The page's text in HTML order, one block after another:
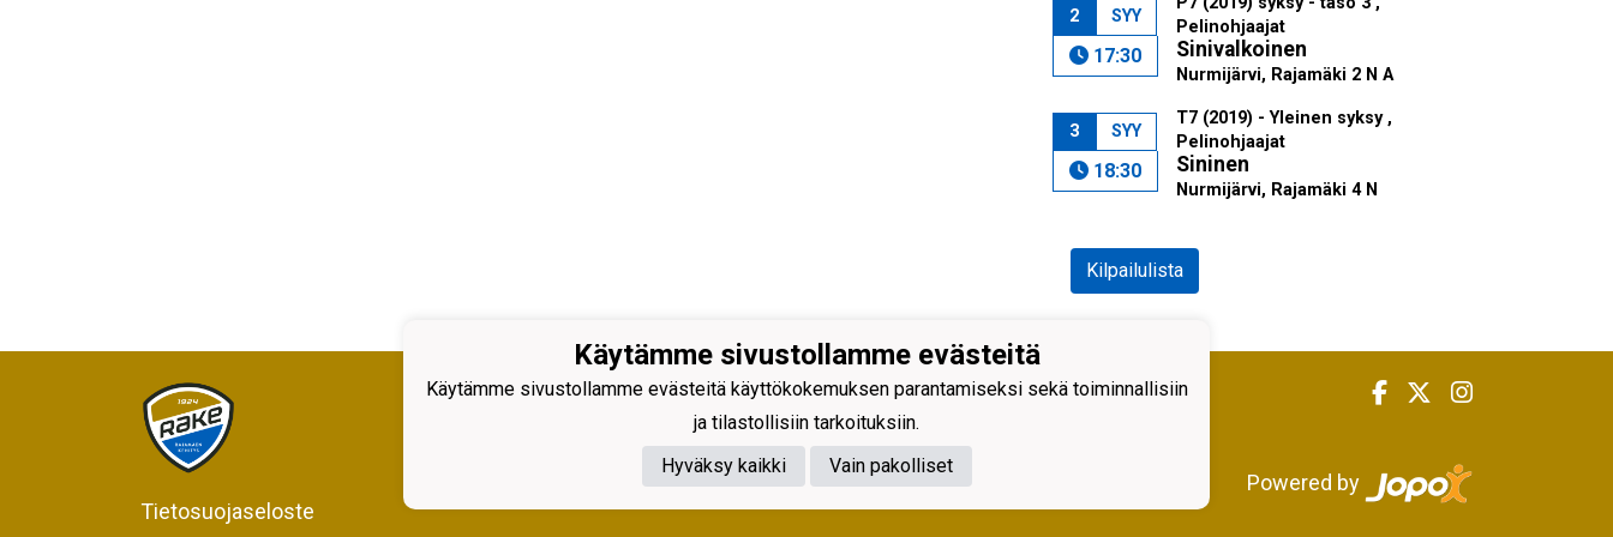
2 SYY
17:30
Pelinohjaajat
Sinivalkoinen
Nurmijärvi, Rajamäki 2 N A
3 SYY
18:30
T7 (2019) - Yleinen syksy ,
Pelinohjaajat
Sininen
Nurmijärvi, Rajamäki 4 N
Kilpailulista
Tietosuojaseloste
Rajamäen Kehitys ry
Y-tunnus 0598128-2
Powered by
Käytämme sivustollamme evästeitä
Käytämme sivustollamme evästeitä käyttökokemuksen parantamiseksi sekä toiminnallisiin
ja tilastollisiin tarkoituksiin.
Hyväksy kaikki
Vain pakolliset